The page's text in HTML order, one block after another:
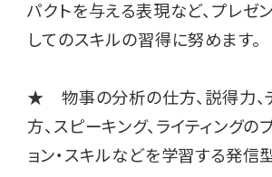
パクトを与える表現など、プレゼ
してのスキルの習得に努めます。
★ 物事の分析の仕方、説得力、
方、スピーキング、ライティングの
ョン・スキルなどを学習する発信